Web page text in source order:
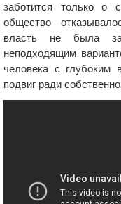
заботится только о
общество
власть не была
неподходящим
человека с глубоким
подвиг ради